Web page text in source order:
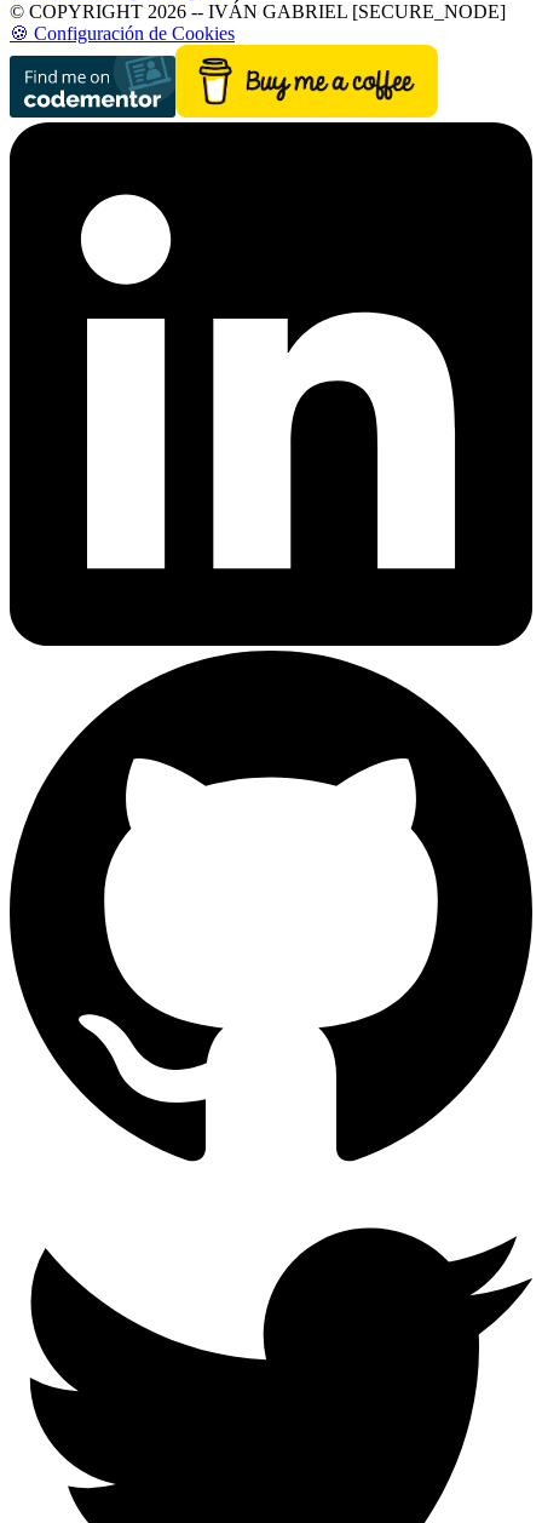
© COPYRIGHT 2026 -- IVÁN GABRIEL [SECURE_NODE]
🍪 Configuración de Cookies